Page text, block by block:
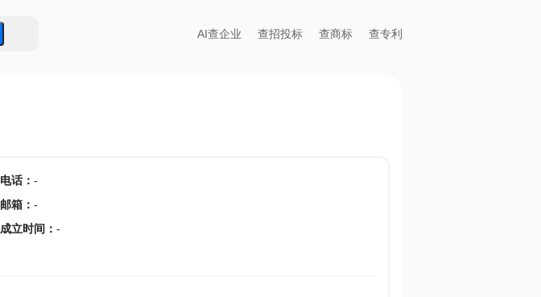
AI查企业 查招投标 查商标 查专利
电话： -
邮箱 ： -
成立时间 ： -